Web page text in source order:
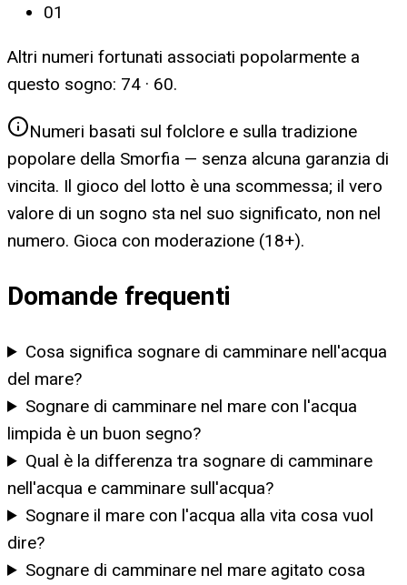
01
Altri numeri fortunati associati popolarmente a
questo sogno: 74 · 60.
Numeri basati sul folclore e sulla tradizione
popolare della Smorfia — senza alcuna garanzia di
vincita. Il gioco del lotto è una scommessa; il vero
valore di un sogno sta nel suo significato, non nel
numero. Gioca con moderazione (18+).
Domande frequenti
Cosa significa sognare di camminare nell'acqua
del mare?
Sognare di camminare nel mare con l'acqua
limpida è un buon segno?
Qual è la differenza tra sognare di camminare
nell'acqua e camminare sull'acqua?
Sognare il mare con l'acqua alla vita cosa vuol
dire?
Sognare di camminare nel mare agitato cosa